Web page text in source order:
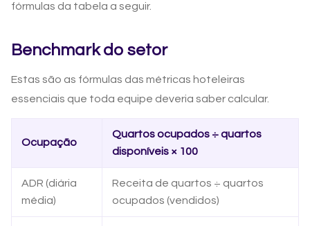
fórmulas da tabela a seguir.
Benchmark do setor
Estas são as fórmulas das métricas hoteleiras
essenciais que toda equipe deveria saber calcular.
Ocupação
Quartos ocupados ÷ quartos
disponíveis × 100
ADR (diária
média)
Receita de quartos ÷ quartos
ocupados (vendidos)